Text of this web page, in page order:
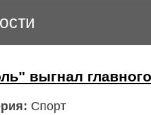
выгнал
Спорт